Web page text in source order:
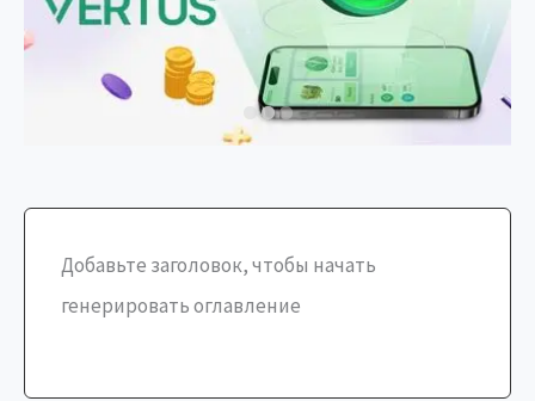
Добавьте заголовок, чтобы начать
генерировать оглавление